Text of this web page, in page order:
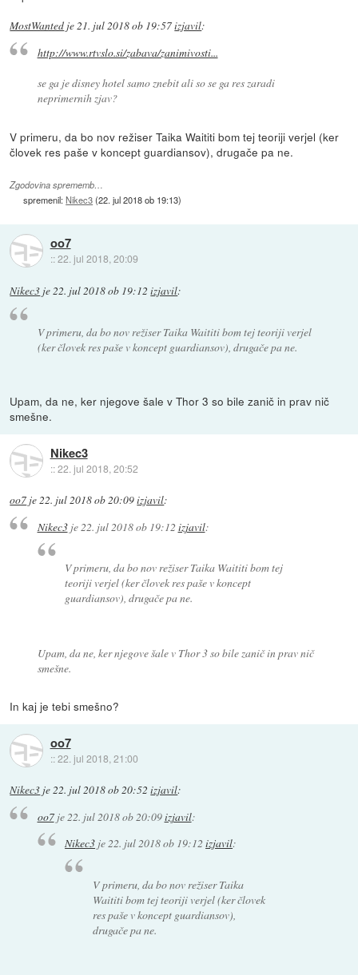
MostWanted je21. jul 2018 ob 19:57izjavil:
http://www.rtvslo.si/zabava/zanimivosti...
se ga je disney hotel samo znebit ali so se ga res zaradi
neprimernih zjav?
V primeru, da bo nov režiser Taika Waititi bom tej teoriji verjel (ker
človek res paše v koncept guardiansov), drugače pa ne.
Zgodovina sprememb…
spremenil:Nikec3(22. jul 2018 ob 19:13)
oo7
::22. jul 2018, 20:09
Nikec3 je22. jul 2018 ob 19:12 izjavil:
V primeru, da bo nov režiser Taika Waititi bom tej teoriji verjel
(ker človek res paše v koncept guardiansov), drugače pa ne.
Upam, da ne, ker njegove šale v Thor 3 so bile zanič in prav nič
smešne.
Nikec3
::22. jul 2018, 20:52
oo7 je22. jul 2018 ob 20:09izjavil:
Nikec3je 22. jul 2018 ob 19:12 izjavil:
V primeru, da bo nov režiser Taika Waititi bom tej
teoriji verjel (ker človek res paše v koncept
guardiansov), drugače pa ne.
Upam, da ne, ker njegove šale v Thor 3 so bile zanič in prav nič
smešne.
In kaj je tebi smešno?
oo7
::22. jul 2018, 21:00
Nikec3 je22. jul 2018 ob 20:52 izjavil:
oo7je22. jul 2018 ob 20:09izjavil:
Nikec3 je 22. jul 2018 ob 19:12izjavil:
V primeru, da bo nov režiser Taika
Waititi bom tej teoriji verjel (ker človek
res paše v koncept guardiansov),
drugače pa ne.